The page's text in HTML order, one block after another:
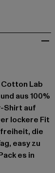
Lab
aus 100%
Shirt auf
lockere Fit
die
easy zu
es in